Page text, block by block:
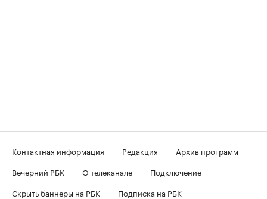
Контактная информация Редакция
Архив программ
Вечерний РБК
О телеканале
Подключение
Скрыть баннеры на РБК
Подписка на РБК